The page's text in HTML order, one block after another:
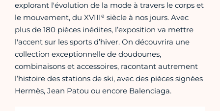
explorant l'évolution de la mode à travers le corps et
le mouvement, du XVIIIe siècle à nos jours. Avec
plus de 180 pièces inédites, l’exposition va mettre
l'accent sur les sports d’hiver. On découvrira une
collection exceptionnelle de doudounes,
combinaisons et accessoires, racontant autrement
l’histoire des stations de ski, avec des pièces signées
Hermès, Jean Patou ou encore Balenciaga.